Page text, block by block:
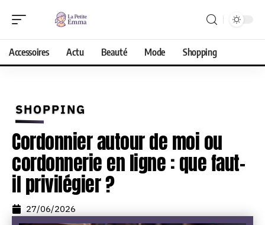
Accessoires Actu Beauté Mode Shopping
SHOPPING
Cordonnier autour de moi ou
cordonnerie en ligne : que faut-
il privilégier ?
27/06/2026